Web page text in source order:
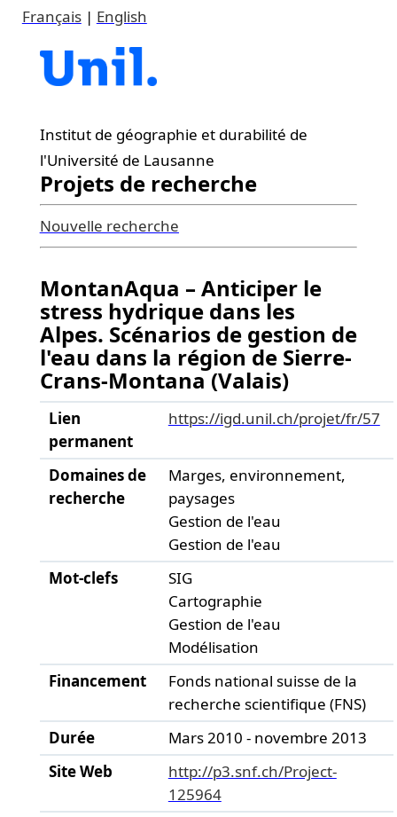
Français| English
Institut de géographie et durabilité de
l'Université de Lausanne
Projets de recherche
Nouvelle recherche
MontanAqua – Anticiper le
stress hydrique dans les
Alpes. Scénarios de gestion de
l'eau dans la région de Sierre-
Crans-Montana (Valais)
Lien
permanent
https://igd.unil.ch/projet/fr/57
Domaines de
recherche
Marges, environnement,
paysages
Gestion de l'eau
Gestion de l'eau
Mot-clefs
SIG
Cartographie
Gestion de l'eau
Modélisation
Financement
Fonds national suisse de la
recherche scientifique (FNS)
Durée
Mars 2010 - novembre 2013
Site Web
http://p3.snf.ch/Project-
125964